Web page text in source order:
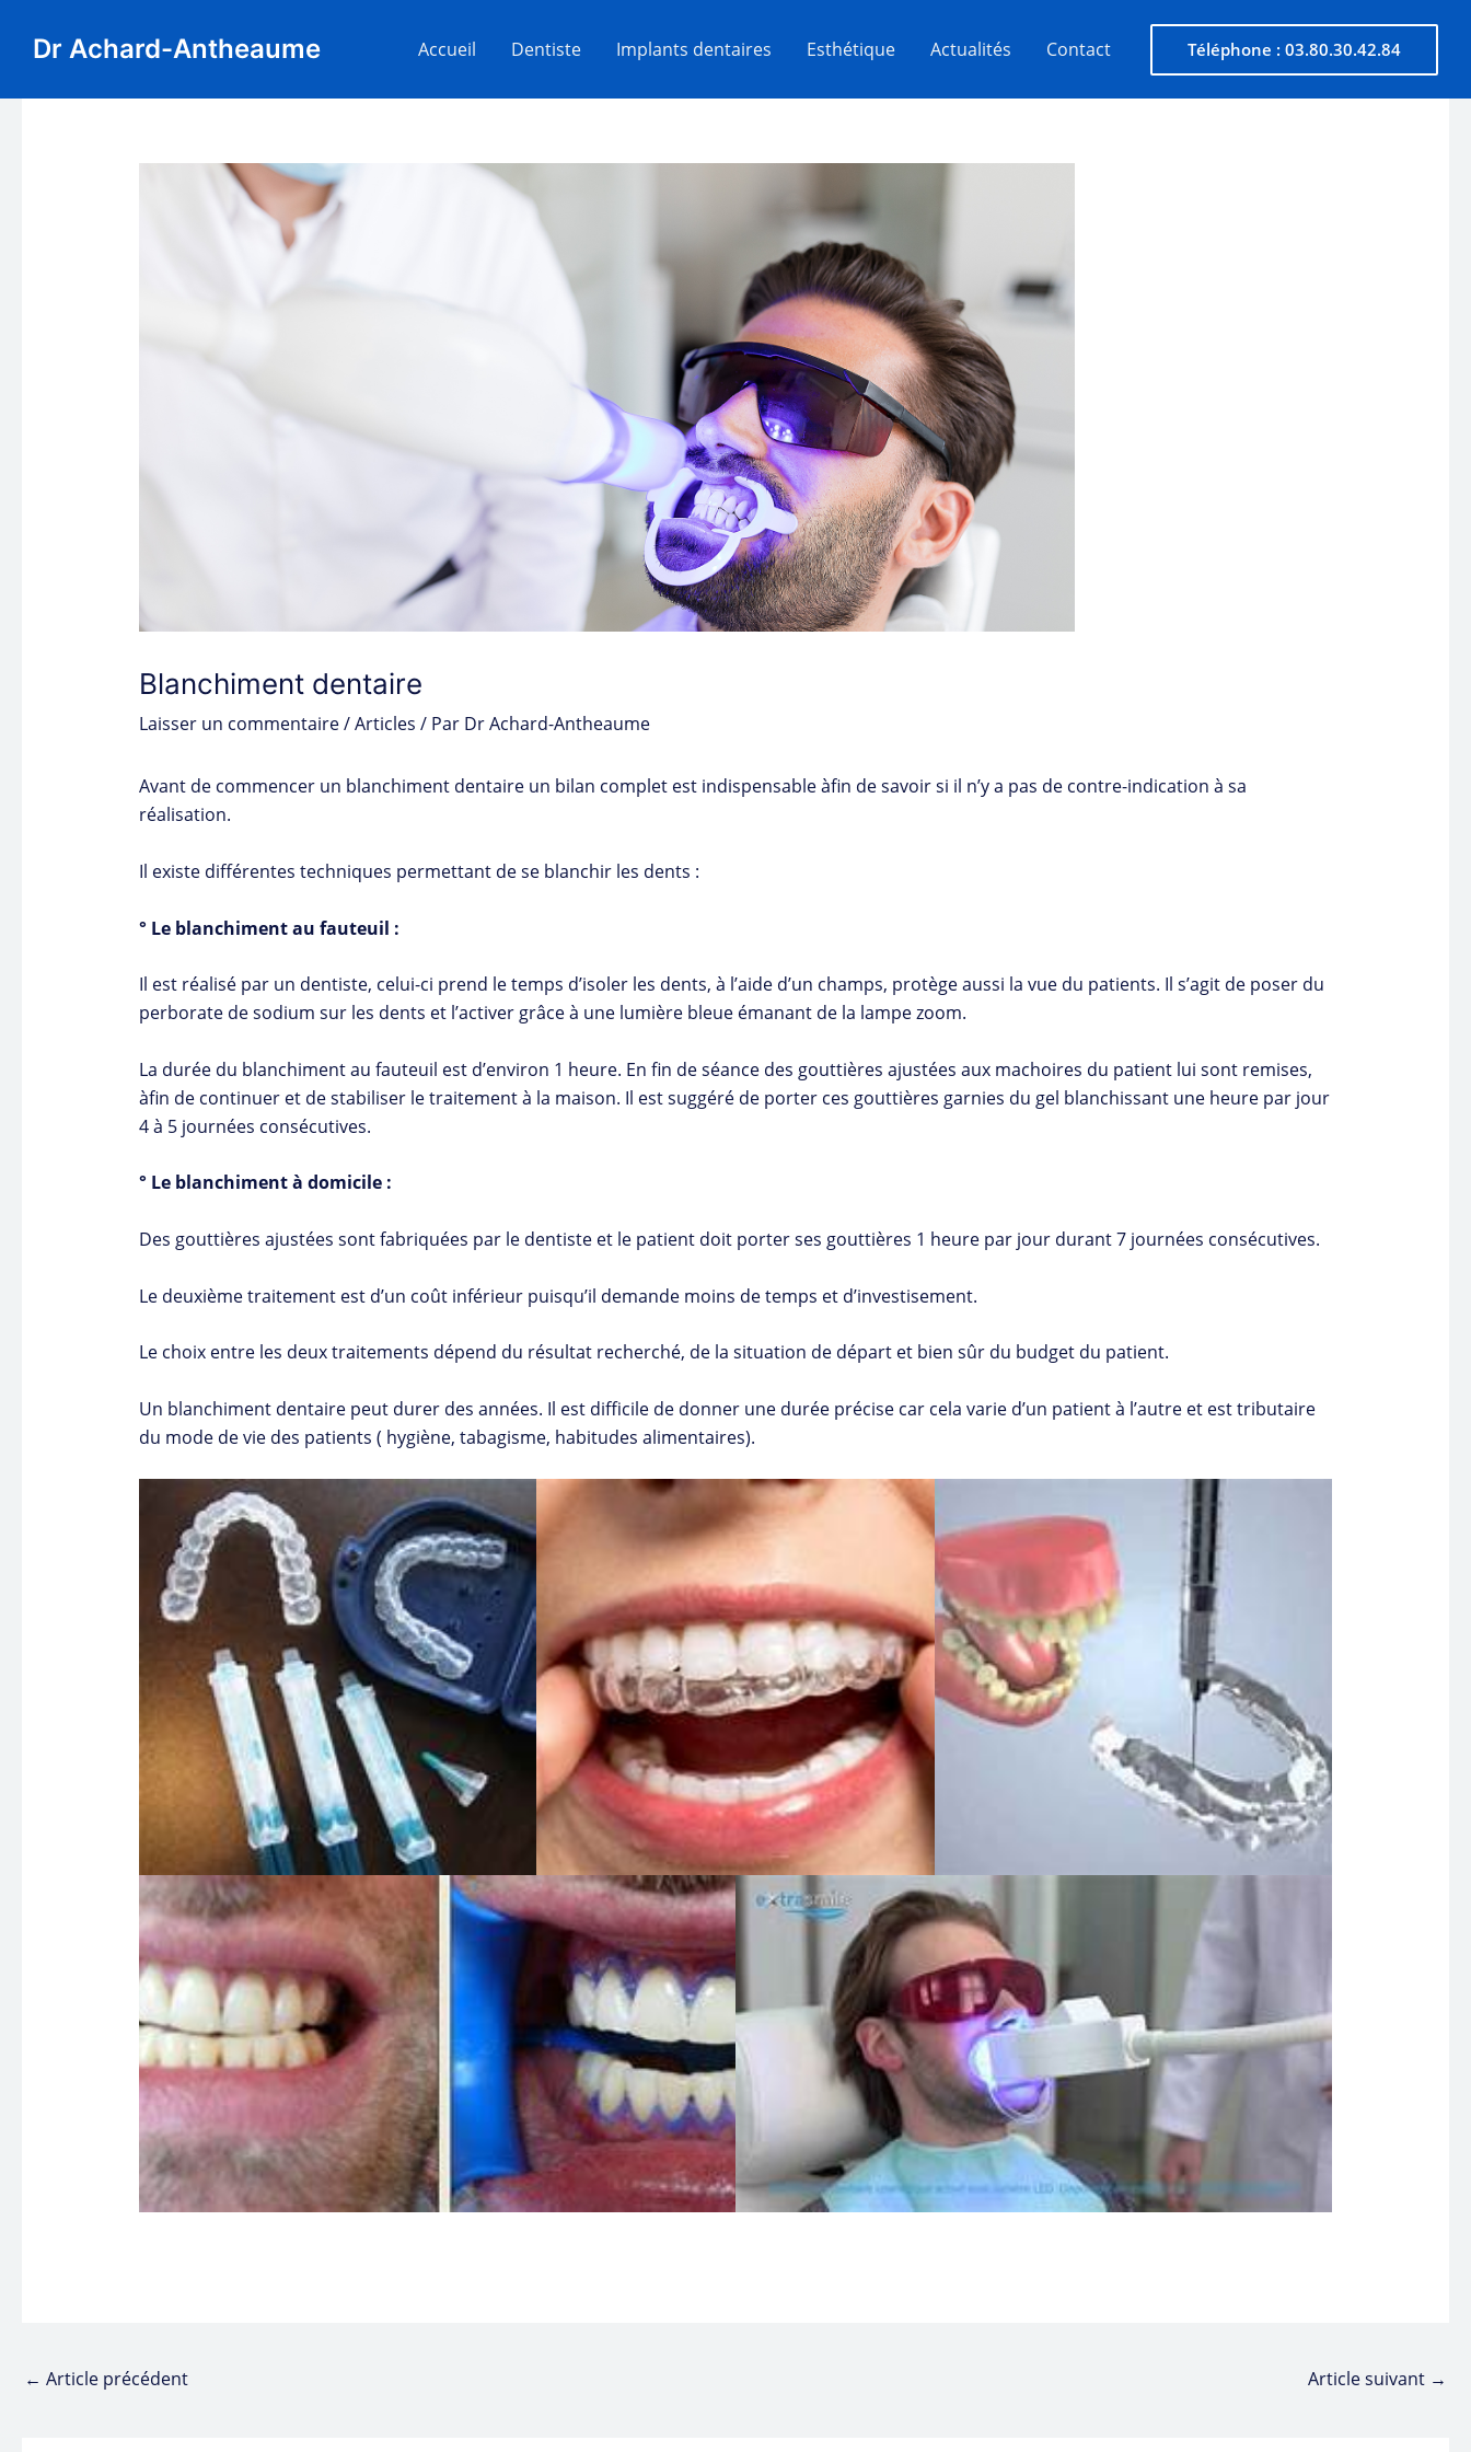
Dr Achard-Antheaume Accueil Dentiste Implants dentaires Esthétique Actualités Contact Téléphone : 03.80.30.42.84
Blanchiment dentaire
Laisser un commentaire/Articles / Par Dr Achard-Antheaume
Avant de commencer un blanchiment dentaire un bilan complet est indispensable àfin de savoir si il n’y a pas de contre-indication à sa
réalisation.
Il existe différentes techniques permettant de se blanchir les dents :
° Le blanchiment au fauteuil :
Il est réalisé par un dentiste, celui-ci prend le temps d’isoler les dents, à l’aide d’un champs, protège aussi la vue du patients. Il s’agit de poser du
perborate de sodium sur les dents et l’activer grâce à une lumière bleue émanant de la lampe zoom.
La durée du blanchiment au fauteuil est d’environ 1 heure. En fin de séance des gouttières ajustées aux machoires du patient lui sont remises,
àfin de continuer et de stabiliser le traitement à la maison. Il est suggéré de porter ces gouttières garnies du gel blanchissant une heure par jour
4 à 5 journées consécutives.
° Le blanchiment à domicile :
Des gouttières ajustées sont fabriquées par le dentiste et le patient doit porter ses gouttières 1 heure par jour durant 7 journées consécutives.
Le deuxième traitement est d’un coût inférieur puisqu’il demande moins de temps et d’investisement.
Le choix entre les deux traitements dépend du résultat recherché, de la situation de départ et bien sûr du budget du patient.
Un blanchiment dentaire peut durer des années. Il est difficile de donner une durée précise car cela varie d’un patient à l’autre et est tributaire
du mode de vie des patients ( hygiène, tabagisme, habitudes alimentaires).
des
← Article précédent Article suivant →